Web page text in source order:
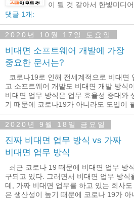
이 될 것 같아서 한빛미디어
댓글 1개:
2020년 10월 17일 토요일
비대면 소프트웨어 개발에 가장
중요한 문서는?
코로나19로 인해 전세계적으로 비대면
고 소프트웨어 개발도 비대면 개발 방식
비대면 업무 방식은 업무 효율성 증대와
기 때문에 코로나19가 아니라도 도입이
2020년 9월 18일 금요일
진짜 비대면 업무 방식 vs 가짜
비대면 업무 방식
최근 코로나 19 때문에 비대면 업무 방
구되고 있다. 그러면서 비대면 업무 방식
데, 가짜 비대면 업무를 하고 있는 회사
은 생산성이 높기 때문에 코로나 19가 아